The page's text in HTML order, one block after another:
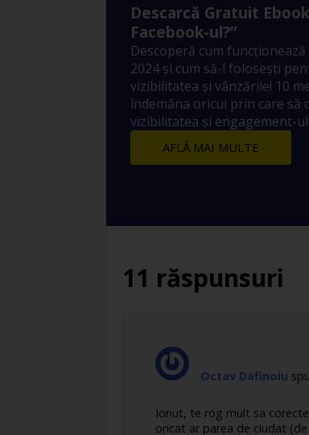
Descarcă Gratuit
Facebook-ul?”
Descoperă cum
2024 și cum să-l folosești
vizibilitatea și vânzările! 10
îndemâna oricui prin care să
vizibilitatea și engagement-
AFLĂ MAI MULTE
11 răspunsuri
Octav Dafinoiu
Ionut, te rog mult sa
oricat ar parea de ciudat